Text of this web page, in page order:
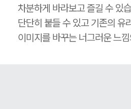
차분하게 바라보고 즐길 수 있
단단히 붙들 수 있고 기존의 유
이미지를 바꾸는 너그러운 느